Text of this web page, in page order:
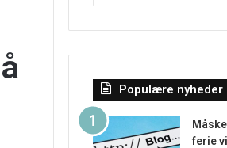
Populære nyheder
ferie